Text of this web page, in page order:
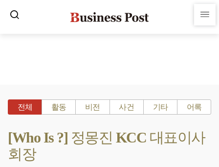
전체 활동 비전 사건 기타 어록
[Who Is ?] 정몽진 KCC 대표이사
회장